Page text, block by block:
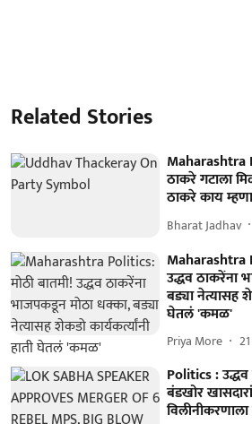
Related Stories
Maharashtra
ठाकरे गटाला
ठाकरे काय
Bharat Jadhav
Maharashtra
उद्धव ठाकरेंना
बड्या नेत्यासह
घेतलं 'कमळ'
Priya More
Politics :
बंडखोर